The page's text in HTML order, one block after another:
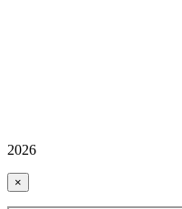
2026
×